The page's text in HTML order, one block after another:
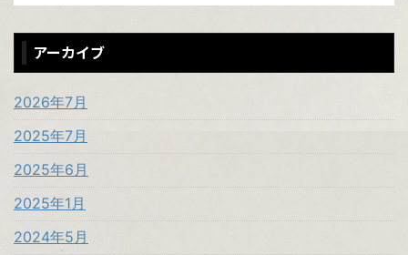
アーカイブ
2026年7月
2025年7月
2025年6月
2025年1月
2024年5月